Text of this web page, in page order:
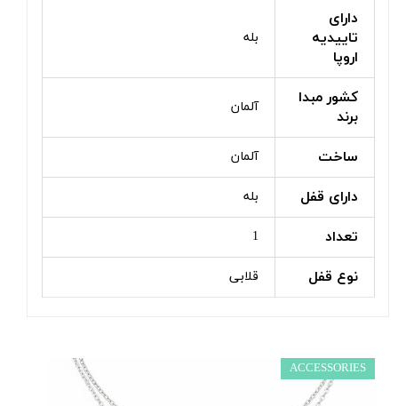
دارای
تاییدیه
اروپا
بله
کشور مبدا
برند
آلمان
ساخت آلمان
دارای قفل بله
تعداد 1
نوع قفل قلابی
ACCESSORIES